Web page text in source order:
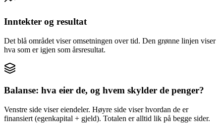
Inntekter og resultat
Det blå området viser omsetningen over tid. Den grønne linjen viser
hva som er igjen som årsresultat.
Balanse: hva eier de, og hvem skylder de penger?
Venstre side viser eiendeler. Høyre side viser hvordan de er
finansiert (egenkapital + gjeld). Totalen er alltid lik på begge sider.